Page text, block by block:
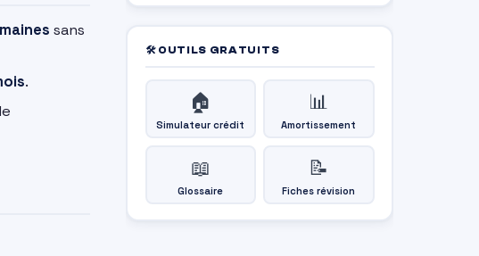
sans
.
🛠 OUTILS GRATUITS
🏠
Simulateur crédit
📊
Amortissement
📖
Glossaire
📝
Fiches révision